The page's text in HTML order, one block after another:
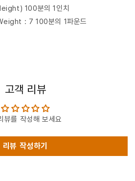
100분의 1인치
: 7 100분의 1파운드
고객 리뷰
뷰를 작성해 보세요
리뷰 작성하기